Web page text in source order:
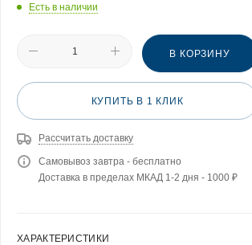
Есть в наличии
В КОРЗИНУ
КУПИТЬ В 1 КЛИК
Рассчитать доставку
Самовывоз завтра - бесплатно
Доставка в пределах МКАД 1-2 дня - 1000 ₽
ХАРАКТЕРИСТИКИ